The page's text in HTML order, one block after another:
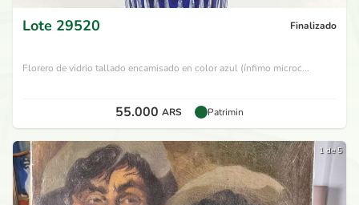
Lote 29520 Finalizado
Florero de vidrio tallado encamisado en color azul (ínfimo microc...
55.000 ARS Patrimin
1 de 5